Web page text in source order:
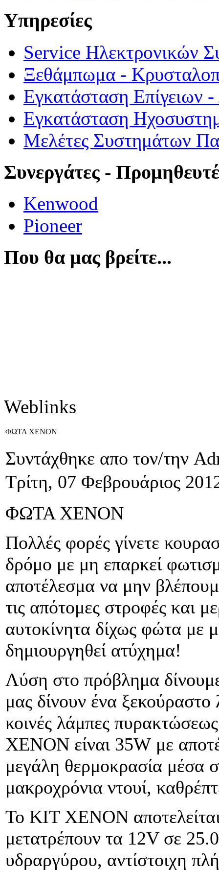
Υπηρεσίες
Service Ηλεκτρονικών
Ξεθάμπωμα -
Εγκατάσταση Επίγειων
Εγκατάσταση
Μελέτες Συστημάτων
Συνεργάτες -
Kenwood
Pioneer
Που θα μας βρείτε...
Weblinks
ΦΩΤΑ XENON
Συντάχθηκε απο τον/την
Τρίτη, 07 Φεβρουάριος
ΦΩΤΑ XENON
Πολλές φορές γίνετε
δρόμο με μη επαρκεί
αποτέλεσμα να μην
τις απότομες στροφές και
αυτοκίνητα δίχως φώτα με
δημιουργηθεί ατύχημα!
Λύση στο πρόβλημα
μας δίνουν ένα
κοινές λάμπες πυρακτώσεως
XENON είναι 35W με
μεγάλη θερμοκρασία μέσα
μακροχρόνια ντουί,
Το KIT XENON
μετατρέπουν τα 12V σε
υδραργύρου, αντίστοιχη